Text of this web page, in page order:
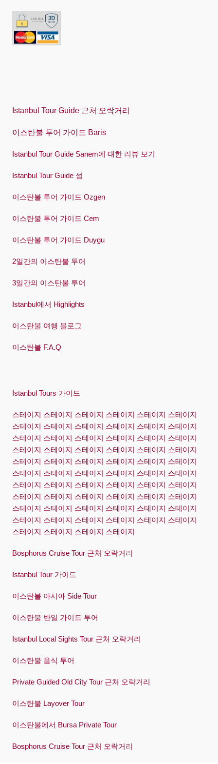
한국어
Polski
Português
Việt
Istanbul Tour Guide 근처 오락거리
이스탄불 투어 가이드 Baris
Istanbul Tour Guide Sanem에 대한 리뷰 보기
Istanbul Tour Guide 섬
이스탄불 투어 가이드 Ozgen
이스탄불 투어 가이드 Cem
이스탄불 투어 가이드 Duygu
2일간의 이스탄불 투어
3일간의 이스탄불 투어
Istanbul에서 Highlights
이스탄불 여행 블로그
이스탄불 F.A.Q
Istanbul Tours 가이드
스테이지 스테이지 스테이지 스테이지 스테이지 스테이지
스테이지 스테이지 스테이지 스테이지 스테이지 스테이지
스테이지 스테이지 스테이지 스테이지 스테이지 스테이지
스테이지 스테이지 스테이지 스테이지 스테이지 스테이지
스테이지 스테이지 스테이지 스테이지 스테이지 스테이지
스테이지 스테이지 스테이지 스테이지 스테이지 스테이지
스테이지 스테이지 스테이지 스테이지 스테이지 스테이지
스테이지 스테이지 스테이지 스테이지 스테이지 스테이지
스테이지 스테이지 스테이지 스테이지 스테이지 스테이지
스테이지 스테이지 스테이지 스테이지 스테이지 스테이지
스테이지 스테이지 스테이지 스테이지
Bosphorus Cruise Tour 근처 오락거리
Istanbul Tour 가이드
이스탄불 아시아 Side Tour
이스탄불 반일 가이드 투어
Istanbul Local Sights Tour 근처 오락거리
이스탄불 음식 투어
Private Guided Old City Tour 근처 오락거리
이스탄불 Layover Tour
이스탄불에서 Bursa Private Tour
Bosphorus Cruise Tour 근처 오락거리